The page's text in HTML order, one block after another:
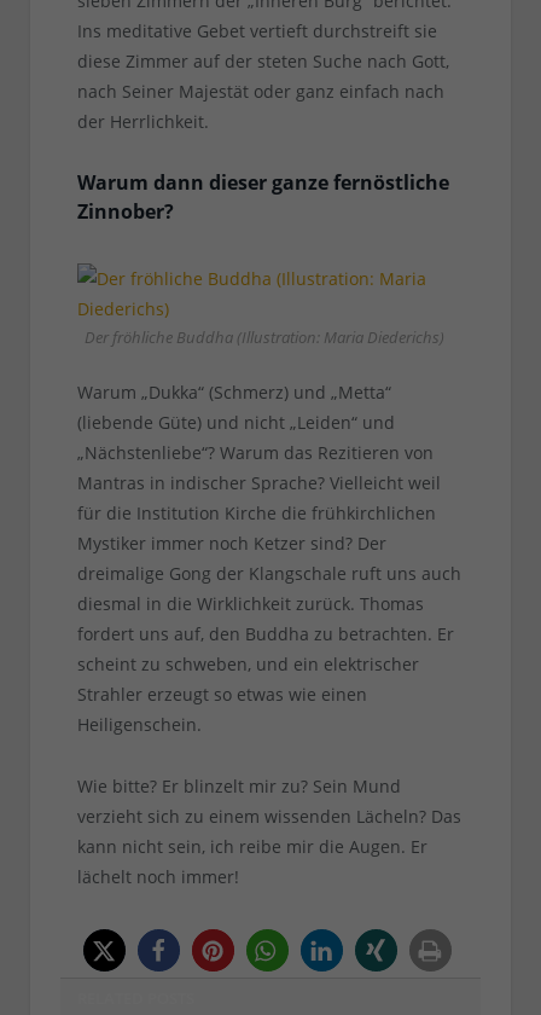
Ins meditative Gebet vertieft durchstreift sie
diese Zimmer auf der steten Suche nach Gott,
nach Seiner Majestät oder ganz einfach nach
der Herrlichkeit.
Warum dann dieser ganze fernöstliche
Zinnober?
Der fröhliche Buddha (Illustration: Maria Diederichs)
Warum „Dukka“ (Schmerz) und „Metta“
(liebende Güte) und nicht „Leiden“ und
„Nächstenliebe“? Warum das Rezitieren von
Mantras in indischer Sprache? Vielleicht weil
für die Institution Kirche die frühkirchlichen
Mystiker immer noch Ketzer sind? Der
dreimalige Gong der Klangschale ruft uns auch
diesmal in die Wirklichkeit zurück. Thomas
fordert uns auf, den Buddha zu betrachten. Er
scheint zu schweben, und ein elektrischer
Strahler erzeugt so etwas wie einen
Heiligenschein.
Wie bitte? Er blinzelt mir zu? Sein Mund
verzieht sich zu einem wissenden Lächeln? Das
kann nicht sein, ich reibe mir die Augen. Er
lächelt noch immer!